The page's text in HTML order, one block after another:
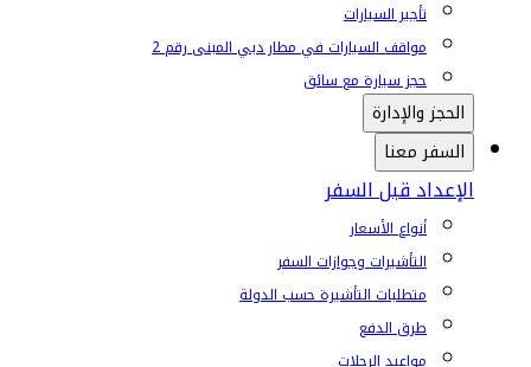
تأجير السيارات
مواقف السيارات في مطار دبي المبنى رقم 2
حجز سيارة مع سائق
الحجز والإدارة
السفر معنا
الإعداد قبل السفر
أنواع الأسعار
التأشيرات وجوازات السفر
متطلبات التأشيرة حسب الدولة
طرق الدفع
مواعيد الرحلات